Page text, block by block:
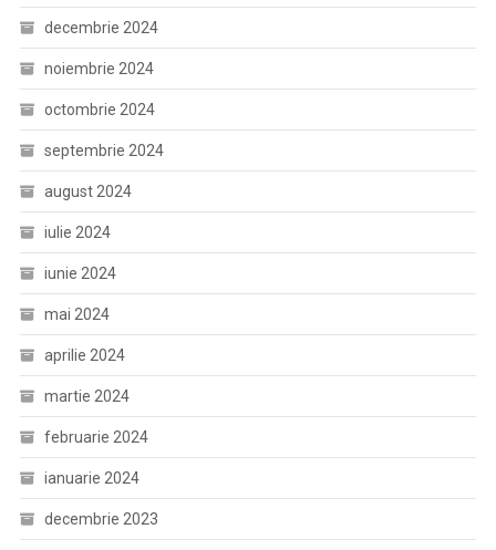
decembrie 2024
noiembrie 2024
octombrie 2024
septembrie 2024
august 2024
iulie 2024
iunie 2024
mai 2024
aprilie 2024
martie 2024
februarie 2024
ianuarie 2024
decembrie 2023